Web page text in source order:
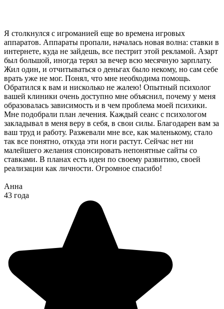
Я столкнулся с игроманией еще во времена игровых
аппаратов. Аппараты пропали, началась новая волна: ставки в
интернете, куда не зайдешь, все пестрит этой рекламой. Азарт
был большой, иногда терял за вечер всю месячную зарплату.
Жил один, и отчитываться о деньгах было некому, но сам себе
врать уже не мог. Понял, что мне необходима помощь.
Обратился к вам и нисколько не жалею! Опытный психолог
вашей клиники очень доступно мне объяснил, почему у меня
образовалась зависимость и в чем проблема моей психики.
Мне подобрали план лечения. Каждый сеанс с психологом
закладывал в меня веру в себя, в свои силы. Благодарен вам за
ваш труд и работу. Разжевали мне все, как маленькому, стало
так все понятно, откуда эти ноги растут. Сейчас нет ни
малейшего желания спонсировать непонятные сайты со
ставками. В планах есть идеи по своему развитию, своей
реализации как личности. Огромное спасибо!
Анна
43 года